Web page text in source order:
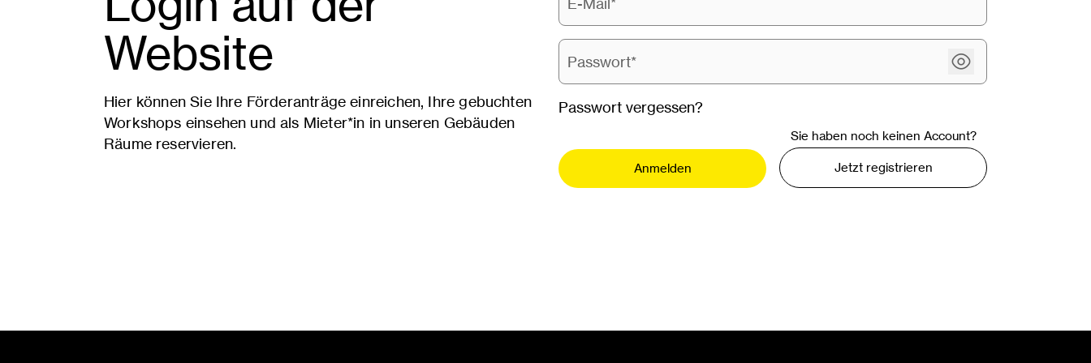
Website
Hier können Sie Ihre Förderanträge einreichen, Ihre gebuchten
Workshops einsehen und als Mieter*in in unseren Gebäuden
Räume reservieren.
Passwort:
Passwort
Passwort vergessen?
Anmelden
Sie haben noch keinen Account?
Jetzt registrieren